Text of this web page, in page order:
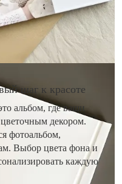
шаг к красоте
альбом, где ваши
декором.
фотоальбом,
Выбор цвета фона и
каждую